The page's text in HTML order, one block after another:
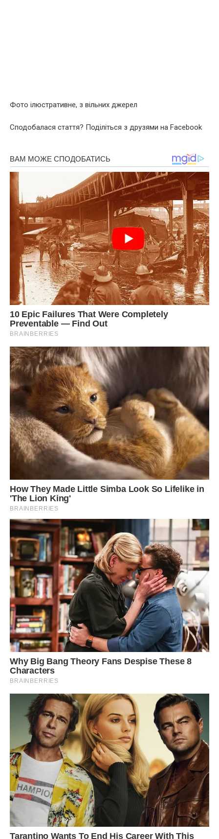
Фото ілюстративне, з вільних джерел
Сподобалася стаття? Поділіться з друзями на Facebook